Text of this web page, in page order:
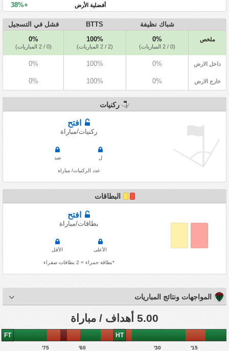
أفضلية الأرض +38%
شباك نظيفة BTTS فشل في التسجيل
ملخص 0%
(0 / 2 المباريات)
100%
(2 / 2 المباريات)
0%
(0 / 2 المباريات)
داخل الارض 0%
100%
0%
خارج الارض 0%
100%
0%
ركنيات
افتح
ركنيات/مباراة
ضد ل
عدد الركنيات/ مباراة
البطاقات
افتح
بطاقات/مباراة
الأقل الأعلى
*بطاقة حمراء = 2 بطاقات صفراء
المواجهات ونتائج المباريات
5.00 أهداف / مباراة
15'
30'
HT
60'
75'
FT